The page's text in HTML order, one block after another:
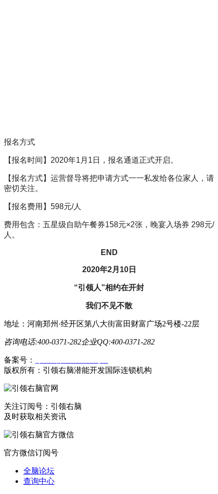
报名方式
【报名时间】2020年1月1日，报名通道正式开启。
【报名方式】运营督导将把申请方式一一私发给各位家人，请
密切关注。
【报名费用】598元/人
费用包含：五星级自助午餐券158元×2张，晚宴入场券 298元/
人。
END
2020年2月10日
“引领人”相约在开封
我们不见不散‍
地址：河南郑州·经开区第八大街富田财富广场2号楼-22层
咨询电话:400-0371-282企业QQ:400-0371-282
备案号：
版权所有：引领右脑潜能开发国际连锁机构
关注订阅号：引领右脑
及时获取相关资讯
官方微信订阅号
全脑论坛
查询中心